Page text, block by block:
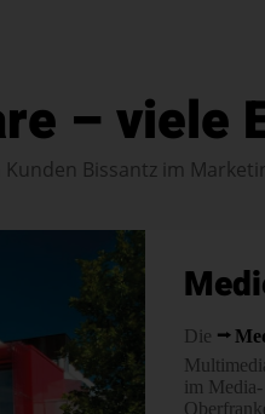
– viele
Kunden Bissantz im
Die
im